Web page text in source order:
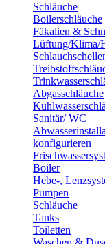
Schläuche
Boilerschläuche
Fäkalien &
Lüftung/Klima/
Abgasschläuche
Sanitär/ WC
konfigurieren
Boiler
Hebe-,
Pumpen
Schläuche
Tanks
Toiletten